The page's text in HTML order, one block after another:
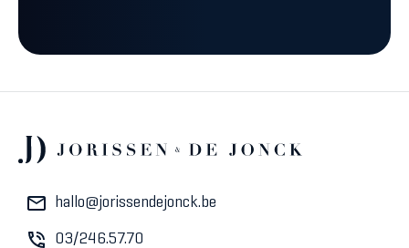
hallo@jorissendejonck.be
03/246.57.70